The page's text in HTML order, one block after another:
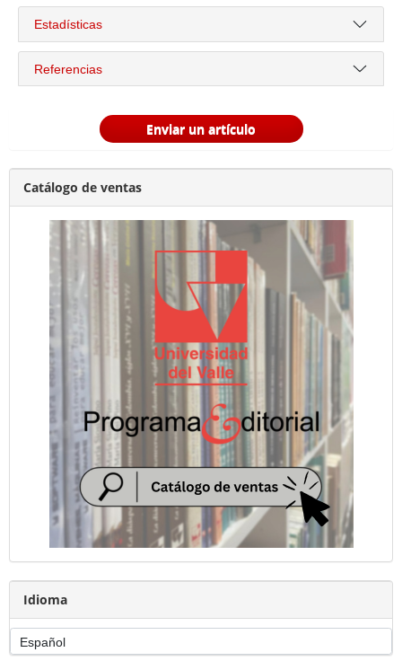
Estadísticas
Referencias
Enviar un artículo
Catálogo de ventas
Idioma